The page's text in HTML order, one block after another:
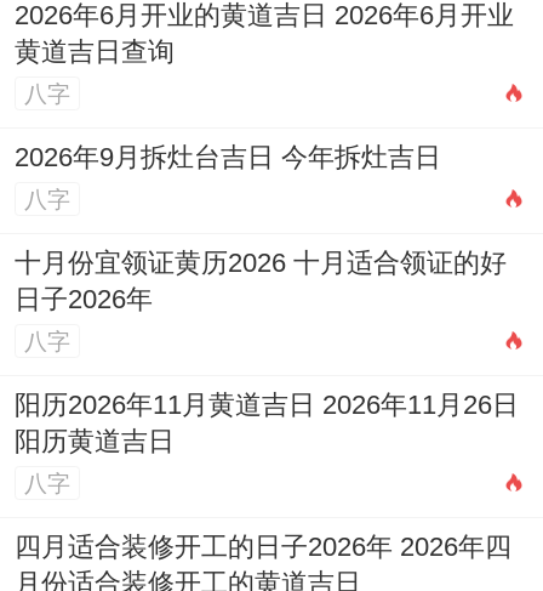
2026年6月开业的黄道吉日 2026年6月开业
黄道吉日查询
八字
2026年9月拆灶台吉日 今年拆灶吉日
八字
十月份宜领证黄历2026 十月适合领证的好
日子2026年
八字
阳历2026年11月黄道吉日 2026年11月26日
阳历黄道吉日
八字
四月适合装修开工的日子2026年 2026年四
月份适合装修开工的黄道吉日